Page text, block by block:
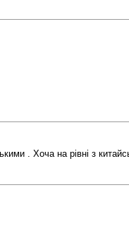
. Хоча на рівні з